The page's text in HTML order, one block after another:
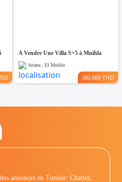
A Vendre Une Villa S+5 à Mnihla
Ariana , El Mnihla
580.000 TND
annonces en Tunisie: Chattez,